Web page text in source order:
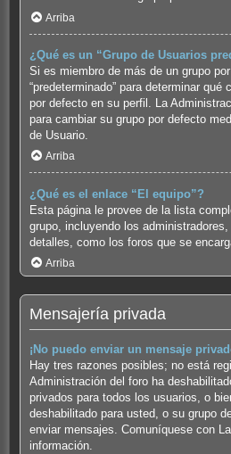
Arriba
¿Qué es un “Grupo de Usuarios
Si es miembro de más de un grupo
“predeterminado” para determinar
por defecto en su perfil. La
para cambiar su grupo por defecto
de Usuario.
Arriba
¿Qué es el enlace “El equipo”?
Esta página le provee de la lista
grupo, incluyendo los
detalles, como los foros que se
Arriba
Mensajería privada
¡No puedo enviar un mensaje
Hay tres razones posibles; no está
Administración del foro ha
privados para todos los usuarios, o
deshabilitado para usted, o su grupo
enviar mensajes. Comuníquese con
información.